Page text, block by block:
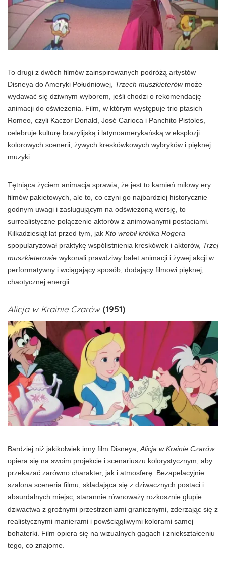
To drugi z dwóch filmów zainspirowanych podróżą artystów
Disneya do Ameryki Południowej, Trzech muszkieterówmoże
wydawać się dziwnym wyborem, jeśli chodzi o rekomendację
animacji do oświeżenia. Film, w którym występuje trio ptasich
Romeo, czyli Kaczor Donald, José Carioca i Panchito Pistoles,
celebruje kulturę brazylijską i latynoamerykańską w eksplozji
kolorowych scenerii, żywych kreskówkowych wybryków i pięknej
muzyki.
Tętniąca życiem animacja sprawia, że jest to kamień milowy ery
filmów pakietowych, ale to, co czyni go najbardziej historycznie
godnym uwagi i zasługującym na odświeżoną wersję, to
surrealistyczne połączenie aktorów z animowanymi postaciami.
Kilkadziesiąt lat przed tym, jak Kto wrobił królika Rogera
spopularyzował praktykę współistnienia kreskówek i aktorów, Trzej
muszkieterowie wykonali prawdziwy balet animacji i żywej akcji w
performatywny i wciągający sposób, dodający filmowi pięknej,
chaotycznej energii.
Alicja w Krainie Czarów (1951)
Bardziej niż jakikolwiek inny film Disneya,Alicja w Krainie Czarów
opiera się na swoim projekcie i scenariuszu kolorystycznym, aby
przekazać zarówno charakter, jak i atmosferę. Bezapelacyjnie
szalona sceneria filmu, składająca się z dziwacznych postaci i
absurdalnych miejsc, starannie równoważy rozkosznie głupie
dziwactwa z groźnymi przestrzeniami granicznymi, zderzając się z
realistycznymi manierami i powściągliwymi kolorami samej
bohaterki. Film opiera się na wizualnych gagach i zniekształceniu
tego, co znajome.